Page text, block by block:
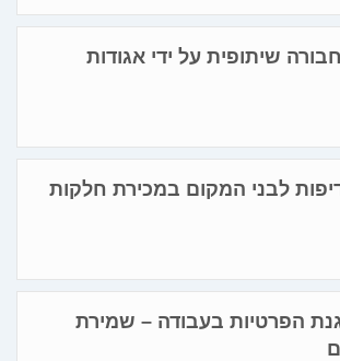
שיתופית על ידי אגודות
לבני המקום במכירת חלקות
הפרטיות בעבודה – שמירת